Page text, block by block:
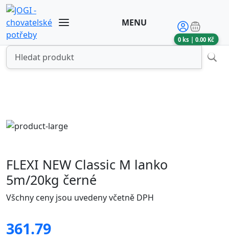
MENU
0 ks |0.00 Kč
FLEXI NEW Classic M lanko
5m/20kg černé
Všchny ceny jsou uvedeny včetně DPH
361.79